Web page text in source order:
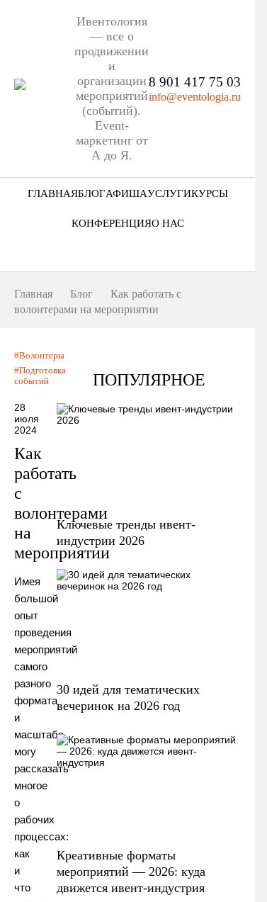
Ивентология
— все о
продвижении
и
организации
мероприятий
(событий).
Event-
маркетинг от
А до Я.
8 901 417 75 03
info@eventologia.ru
ГЛАВНАЯБЛОГ
Ниша
Формат
АФИШАУСЛУГИКУРСЫ
КОНФЕРЕНЦИЯО НАС
Портфолио
Главная Блог
Как работать с
волонтерами на мероприятии
Волонтеры
Подготовка
событий
28
июля
2024
Как
работать
с
волонтерами
на
мероприятии
Имея
большой
опыт
проведения
мероприятий
самого
разного
формата
и
масштаба,
могу
рассказать
многое
о
рабочих
процессах:
как
и
что
ПОПУЛЯРНОЕ
Ключевые тренды ивент-
индустрии 2026
30 идей для тематических
вечеринок на 2026 год
Креативные форматы
мероприятий — 2026: куда
движется ивент-индустрия